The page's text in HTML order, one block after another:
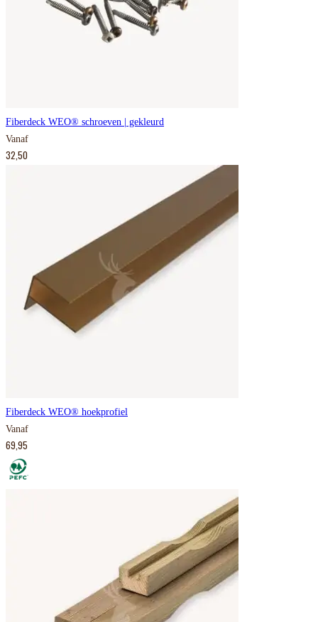
Fiberdeck WEO® schroeven | gekleurd
Vanaf
32,50
Fiberdeck WEO® hoekprofiel
Vanaf
69,95